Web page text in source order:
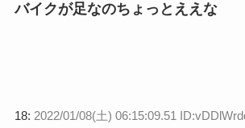
バイクが足なのちょっとええな
18: 2022/01/08(土) 06:15:09.51